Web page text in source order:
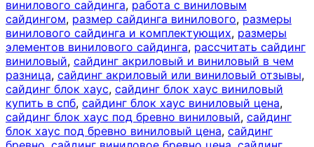
винилового сайдинга, работа с виниловым
сайдингом, размер сайдинга винилового, размеры
винилового сайдинга и комплектующих, размеры
элементов винилового сайдинга, рассчитать сайдинг
виниловый, сайдинг акриловый и виниловый в чем
разница, сайдинг акриловый или виниловый отзывы,
сайдинг блок хаус, сайдинг блок хаус виниловый
купить в спб, сайдинг блок хаус виниловый цена,
сайдинг блок хаус под бревно виниловый, сайдинг
блок хаус под бревно виниловый цена, сайдинг